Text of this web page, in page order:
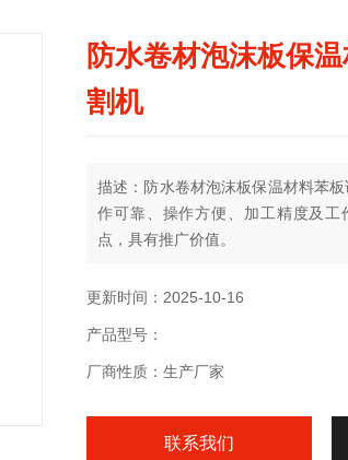
防水卷材泡沫板保
割机
描述：防水卷材泡沫板保温材料苯
作可靠、操作方便、加工精度及
点，具有推广价值。
更新时间：2025-10-16
产品型号：
厂商性质：生产厂家
联系我们